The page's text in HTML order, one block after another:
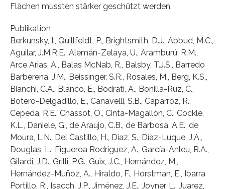
Flächen müssten stärker geschützt werden.
Publikation
Berkunsky, I., Quillfeldt, P., Brightsmith, D.J., Abbud, M.C.,
Aguilar, J.M.R.E., Alemán-Zelaya, U., Aramburú, R.M.,
Arce Arias, A., Balas McNab, R., Balsby, T.J.S., Barredo
Barberena, J.M., Beissinger, S.R., Rosales, M., Berg, K.S.,
Bianchi, C.A., Blanco, E., Bodrati, A., Bonilla-Ruz, C.,
Botero-Delgadillo, E., Canavelli, S.B., Caparroz, R.,
Cepeda, R.E., Chassot, O., Cinta-Magallón, C., Cockle,
K.L., Daniele, G., de Araujo, C.B., de Barbosa, A.E., de
Moura, L.N., Del Castillo, H., Díaz, S., Díaz-Luque, J.A.,
Douglas, L., Figueroa Rodríguez, A., García-Anleu, R.A.,
Gilardi, J.D., Grilli, P.G., Guix, J.C., Hernández, M.,
Hernández-Muñoz, A., Hiraldo, F., Horstman, E., Ibarra
Portillo, R., Isacch, J.P., Jiménez, J.E., Joyner, L., Juarez,